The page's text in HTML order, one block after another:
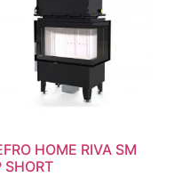
HOME RIVA SM
SHORT